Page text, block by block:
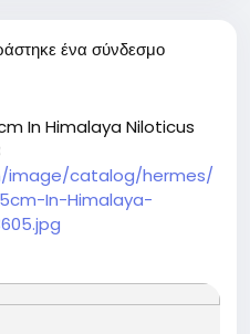
ένα σύνδεσμο
In Himalaya Niloticus
image/catalog/hermes/
In-Himalaya-
diamond-birkin-
crocodile-skin-